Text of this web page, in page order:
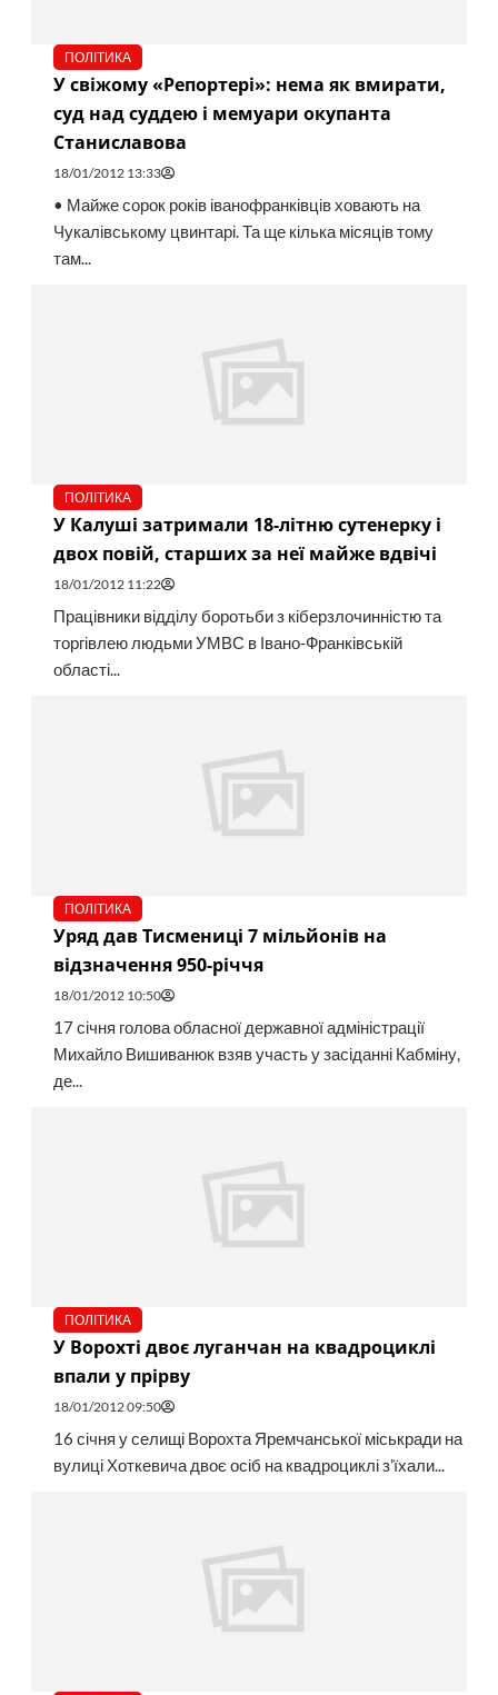
ПОЛІТИКА
У свіжому «Репортері»: нема як вмирати,
суд над суддею і мемуари окупанта
Станиславова
18/01/2012 13:33
• Майже сорок років іванофранківців ховають на
Чукалівському цвинтарі. Та ще кілька місяців тому
там...
ПОЛІТИКА
У Калуші затримали 18-літню сутенерку і
двох повій, старших за неї майже вдвічі
18/01/2012 11:22
Працівники відділу боротьби з кіберзлочинністю та
торгівлею людьми УМВС в Івано-Франківській
області...
ПОЛІТИКА
Уряд дав Тисмениці 7 мільйонів на
відзначення 950-річчя
18/01/2012 10:50
17 січня голова обласної державної адміністрації
Михайло Вишиванюк взяв участь у засіданні Кабміну,
де...
ПОЛІТИКА
У Ворохті двоє луганчан на квадроциклі
впали у прірву
18/01/2012 09:50
16 січня у селищі Ворохта Яремчанської міськради на
вулиці Хоткевича двоє осіб на квадроциклі з’їхали...